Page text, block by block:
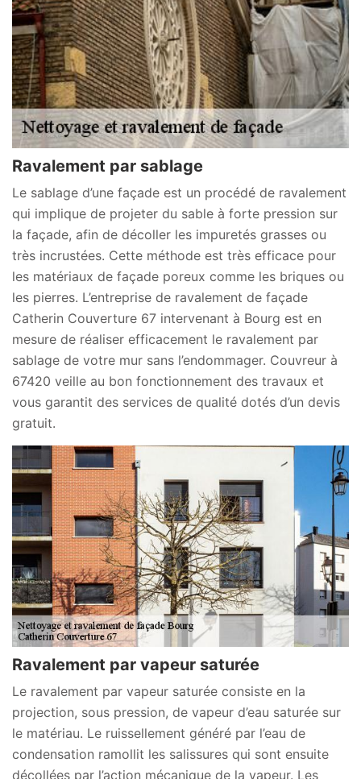
Ravalement par sablage
Le sablage d’une façade est un procédé de ravalement
qui implique de projeter du sable à forte pression sur
la façade, afin de décoller les impuretés grasses ou
très incrustées. Cette méthode est très efficace pour
les matériaux de façade poreux comme les briques ou
les pierres. L’entreprise de ravalement de façade
Catherin Couverture 67 intervenant à Bourg est en
mesure de réaliser efficacement le ravalement par
sablage de votre mur sans l’endommager. Couvreur à
67420 veille au bon fonctionnement des travaux et
vous garantit des services de qualité dotés d’un devis
gratuit.
Ravalement par vapeur saturée
Le ravalement par vapeur saturée consiste en la
projection, sous pression, de vapeur d’eau saturée sur
le matériau. Le ruissellement généré par l’eau de
condensation ramollit les salissures qui sont ensuite
décollées par l’action mécanique de la vapeur. Les